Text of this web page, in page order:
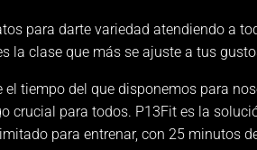
para darte variedad atendiendo a
la clase que más se ajuste a tus
tiempo del que disponemos para
crucial para todos. P13Fit es la
para entrenar, con 25 minutos